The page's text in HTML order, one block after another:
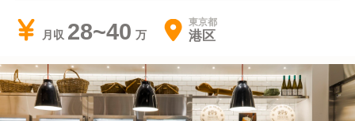
月収 28~40 東京都
港区